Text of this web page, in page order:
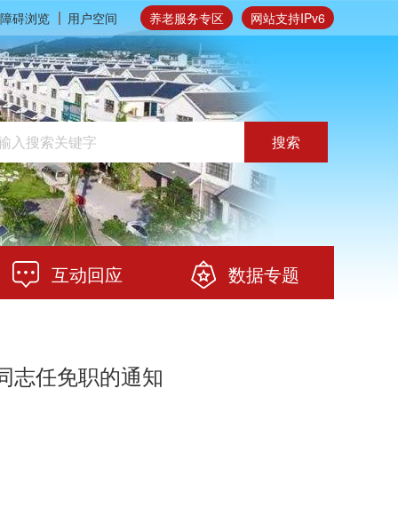
网站支持IPv6
养老服务专区
碍浏览 用户空间
搜索
互动回应 数据专题
志任免职的通知